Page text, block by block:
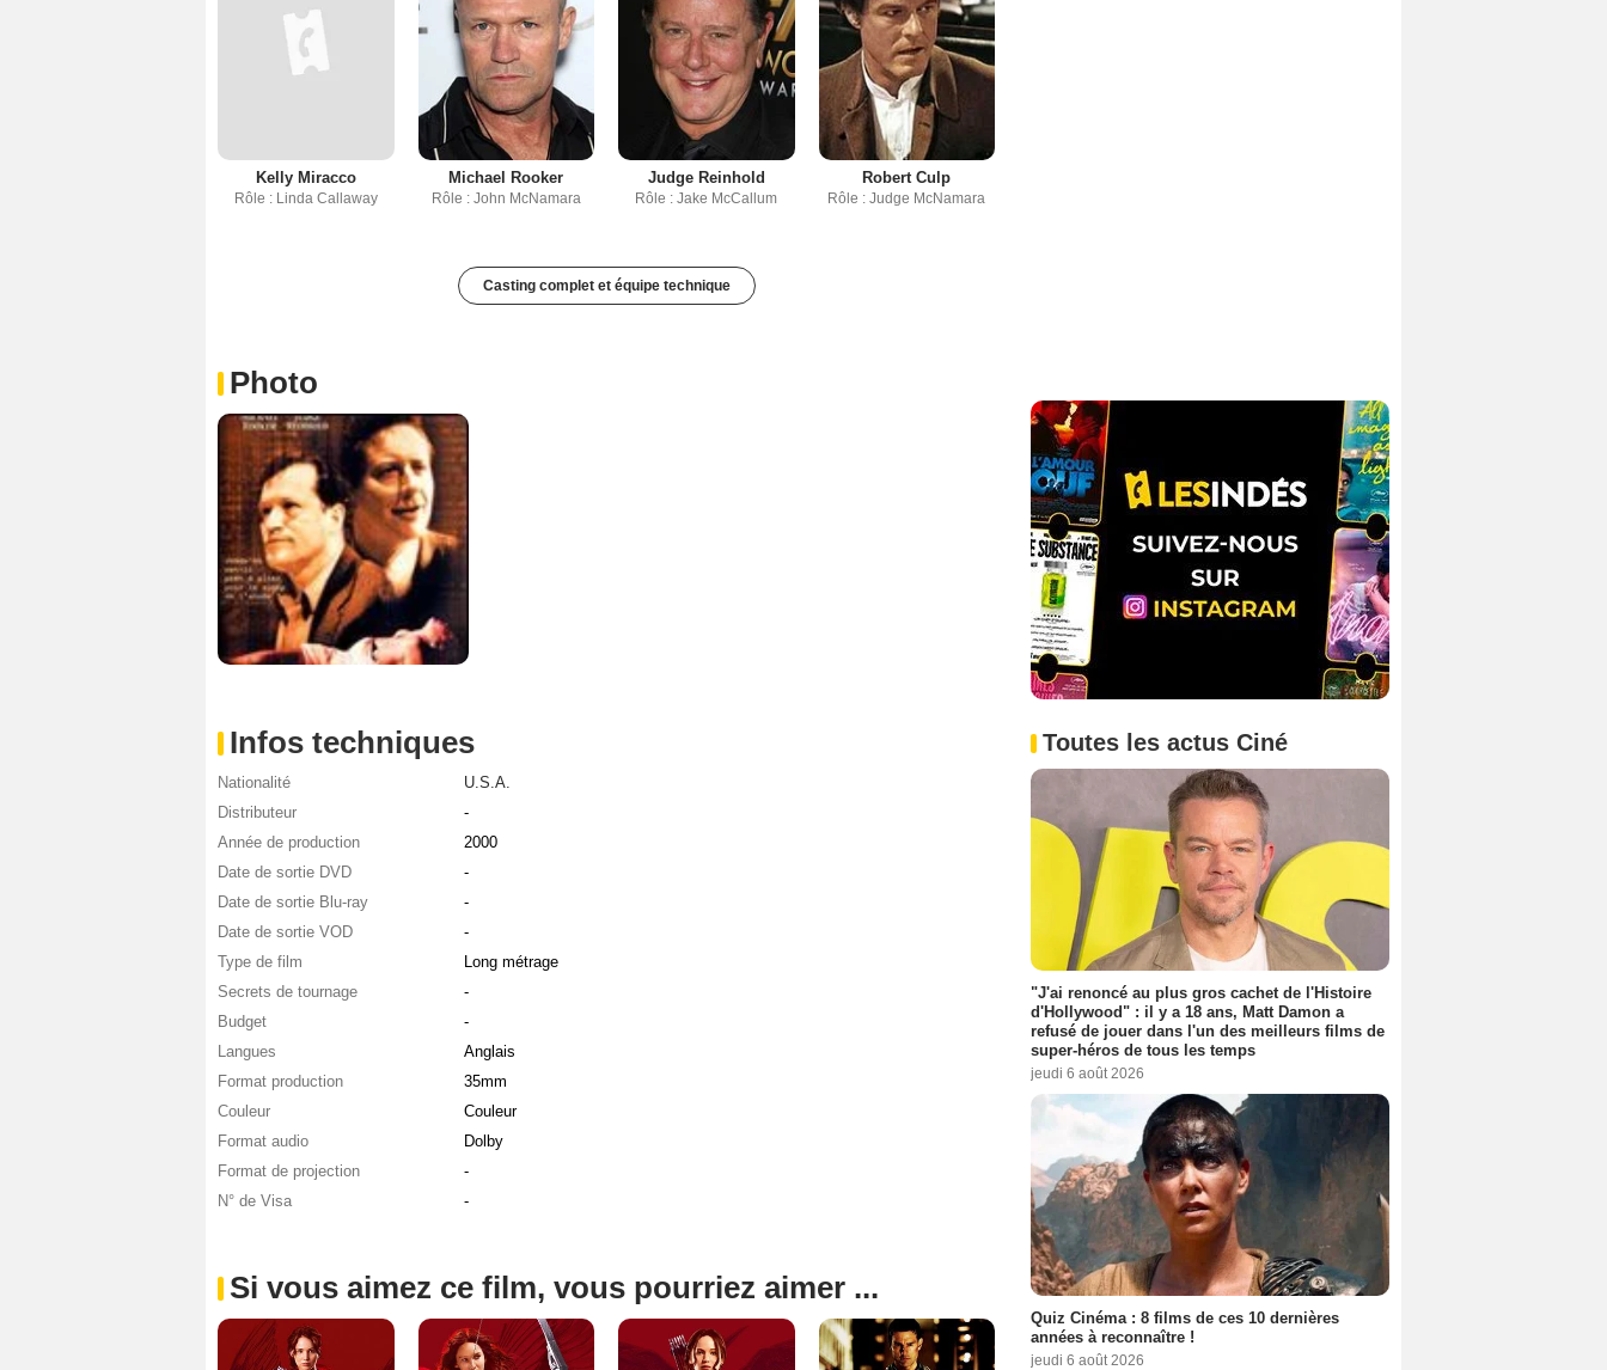
Kelly Miracco
Rôle : Linda Callaway
Michael Rooker
Rôle : John McNamara
Judge Reinhold
Rôle : Jake McCallum
Robert Culp
Rôle : Judge McNamara
Casting complet et équipe technique
Photo
Infos techniques
Nationalité
U.S.A.
Distributeur
-
Année de production
2000
Date de sortie DVD
-
Date de sortie Blu-ray
-
Date de sortie VOD
-
Type de film
Long métrage
Secrets de tournage
-
Budget
-
Langues
Anglais
Format production
35mm
Couleur
Couleur
Format audio
Dolby
Format de projection
-
N° de Visa
-
Si vous aimez ce film, vous pourriez aimer ...
Toutes les actus Ciné
"J'ai renoncé au plus gros cachet de l'Histoire
d'Hollywood" : il y a 18 ans, Matt Damon a
refusé de jouer dans l'un des meilleurs films de
super-héros de tous les temps
jeudi 6 août 2026
Quiz Cinéma : 8 films de ces 10 dernières
années à reconnaître !
jeudi 6 août 2026